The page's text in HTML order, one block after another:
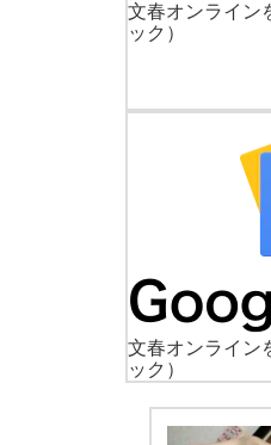
文春オンライン
ック）
文春オンライン
ック）